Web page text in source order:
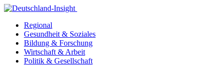
Regional
Gesundheit & Soziales
Bildung & Forschung
Wirtschaft & Arbeit
Politik & Gesellschaft